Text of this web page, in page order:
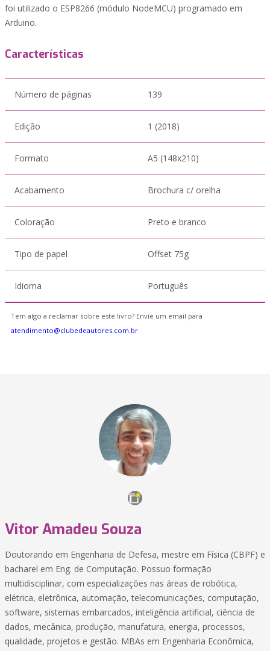
foi utilizado o ESP8266 (módulo NodeMCU) programado em
Arduino.
Características
Número de páginas 139
Edição 1 (2018)
Formato A5 (148x210)
Acabamento Brochura c/ orelha
Coloração Preto e branco
Tipo de papel Offset 75g
Idioma Português
Tem algo a reclamar sobre este livro? Envie um email para
atendimento@clubedeautores.com.br
Vitor Amadeu Souza
Doutorando em Engenharia de Defesa, mestre em Física (CBPF) e
bacharel em Eng. de Computação. Possuo formação
multidisciplinar, com especializações nas áreas de robótica,
elétrica, eletrônica, automação, telecomunicações, computação,
software, sistemas embarcados, inteligência artificial, ciência de
dados, mecânica, produção, manufatura, energia, processos,
qualidade, projetos e gestão. MBAs em Engenharia Econômica,